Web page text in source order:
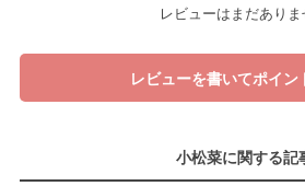
レビューはまだありま
レビューを書いてポイン
小松菜に関する記